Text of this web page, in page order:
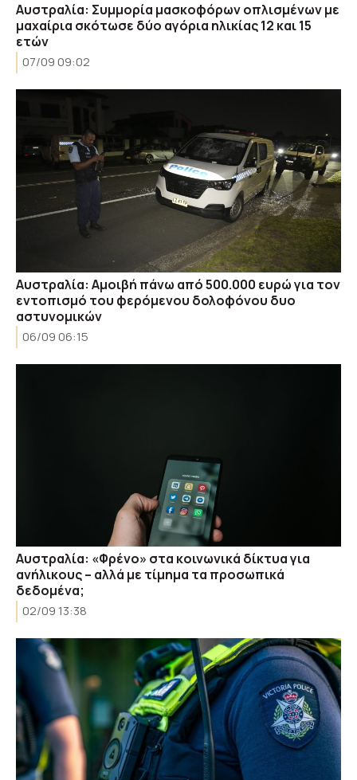
Αυστραλία: Συμμορία μασκοφόρων οπλισμένων με
μαχαίρια σκότωσε δύο αγόρια ηλικίας 12 και 15
ετών
07/09 09:02
Αυστραλία: Αμοιβή πάνω από 500.000 ευρώ για τον
εντοπισμό του φερόμενου δολοφόνου δυο
αστυνομικών
06/09 06:15
Αυστραλία: «Φρένο» στα κοινωνικά δίκτυα για
ανήλικους – αλλά με τίμημα τα προσωπικά
δεδομένα;
02/09 13:38